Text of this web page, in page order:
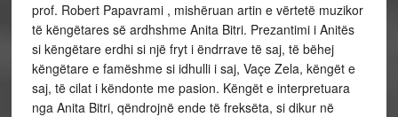
prof. Robert Papavrami , mishëruan artin e vërtetë muzikor
të këngëtares së ardhshme Anita Bitri. Prezantimi i Anitës
si këngëtare erdhi si një fryt i ëndrrave të saj, të bëhej
këngëtare e famëshme si idhulli i saj, Vaçe Zela, këngët e
saj, të cilat i këndonte me pasion. Këngët e interpretuara
nga Anita Bitri, qëndrojnë ende të freksëta, si dikur në